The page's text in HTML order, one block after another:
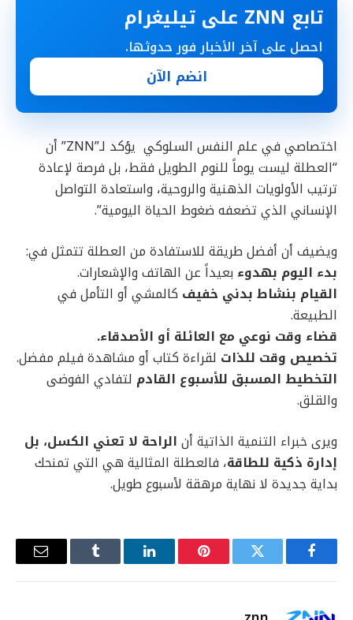
تابع ZNN على تيليغرام
احصل على آخر الأخبار فور حدوثها.
انضم الآن
اختصاصي في علم النفس السلوكي يؤكد لـ”ZNN” أن
“العطلة ليست يوماً للنوم الطويل فقط، بل فرصة لإعادة
ترتيب الأولويات الذهنية والروحية، واستعادة التواصل
الإنساني الذي تضعفه ضغوط الحياة اليومية”.
ويضيف أن أفضل طريقة للاستفادة من العطلة تتمثل في:
بدء اليوم بهدوء بعيداً عن الهاتف والإشعارات.
القيام بنشاط بدني خفيف كالمشي أو التأمل في
الطبيعة.
قضاء وقت نوعي مع العائلة أو الأصدقاء.
تخصيص وقت للذات لقراءة كتاب أو مشاهدة فيلم مفضل.
التخطيط المسبق للأسبوع القادم لتفادي الفوضى
والقلق.
ويرى خبراء التنمية الذاتية أن الراحة لا تعني الكسل، بل
إدارة ذكية للطاقة، فالعطلة المثالية هي التي تمنحك
بداية جديدة لا نهاية مرهقة لأسبوع طويل.
فيسبوك تويتر بينتيريستلينكدإن Tumblr
البريد